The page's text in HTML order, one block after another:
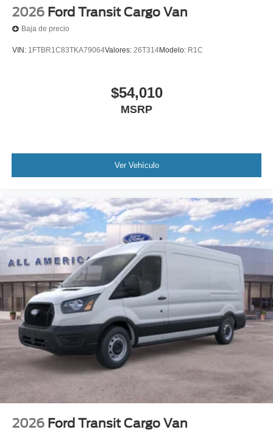
2026 Ford Transit Cargo Van
Baja de precio
VIN: 1FTBR1C83TKA79064Valores: 26T314Modelo: R1C
$54,010
MSRP
Ver Vehículo
2026 Ford Transit Cargo Van